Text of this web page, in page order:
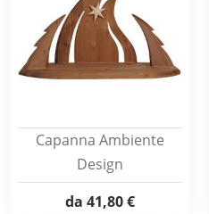
Capanna Ambiente
Design
da 41,80 €